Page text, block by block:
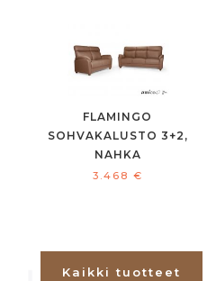
FLAMINGO
SOHVAKALUSTO 3+2,
NAHKA
3.468 €
Kaikki tuotteet